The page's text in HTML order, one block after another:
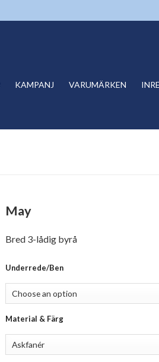
KAMPANJ VARUMÄRKEN
May
Bred 3-lådig byrå
Underrede/Ben
Material & Färg